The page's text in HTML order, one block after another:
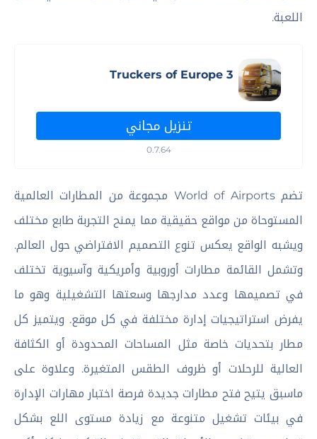
اللعبة.
Truckers of Europe 3
تنزيل مجاني
0.7.64
تضم World of Airports مجموعة من المطارات العالمية
المستوحاة من مواقع حقيقية مما يمنح التجربة طابع مختلف
ويشبه الواقع يعكس تنوع التصميم الافتراضي حول العالم.
وتشمل القائمة مطارات أوروبية وأمريكية وآسيوية تختلف
في تصميمها وعدد مدارجها وسعتها التشغيلية وهو ما
يفرض استراتيجيات إدارة مختلفة في كل موقع. ويتميز كل
مطار بتحديات خاصة مثل المساحات المحدودة أو الكثافة
العالية للرحلات أو ظروف الطقس المتغيرة. وعلاوة على
ماسبق يتيح فتح مطارات جديدة فرصة اختبار مهارات الإدارة
في بيئات تشغيل متنوعة مع زيادة مستوى اللع بشكل